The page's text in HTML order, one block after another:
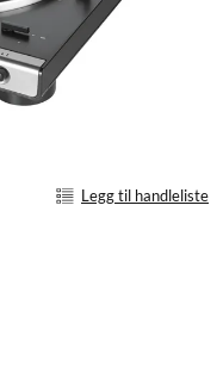
Legg til handleliste